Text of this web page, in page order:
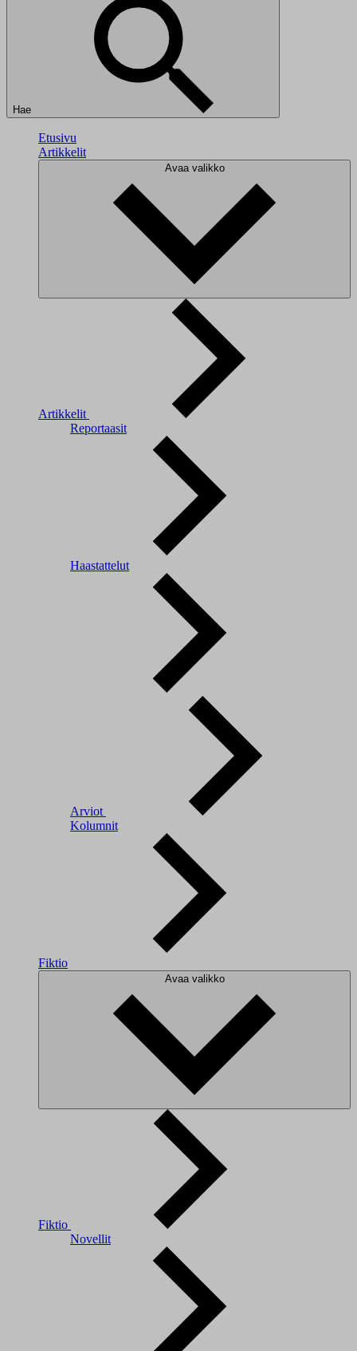
Hae
Etusivu
Artikkelit
Avaa valikko
Artikkelit
Reportaasit
Haastattelut
Arviot
Kolumnit
Fiktio
Avaa valikko
Fiktio
Novellit